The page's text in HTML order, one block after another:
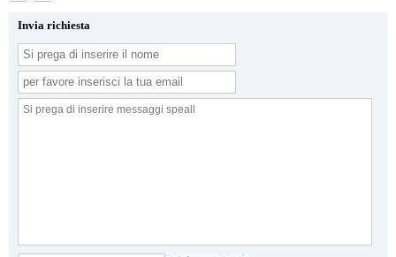
Invia richiesta